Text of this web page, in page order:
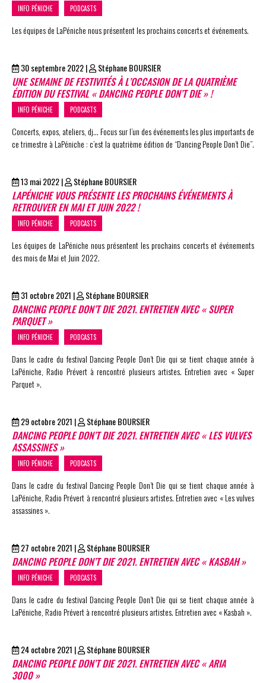
INFO PÉNICHE PODCASTS
Les équipes de LaPéniche nous présentent les prochains concerts et événements.
30 septembre 2022| Stéphane BOURSIER
UNE SEMAINE DE FESTIVITÉS À L’OCCASION DE LA QUATRIÈME
ÉDITION DU FESTIVAL « DANCING PEOPLE DON’T DIE » !
INFO PÉNICHE PODCASTS
Concerts, expos, ateliers, dj… Focus sur l’un des événements les plus importants de
ce trimestre à LaPéniche : c’est la quatrième édition de “Dancing People Don’t Die”.
13 mai 2022| Stéphane BOURSIER
LAPÉNICHE VOUS PRÉSENTE LES PROCHAINS ÉVÉNEMENTS À
RETROUVER EN MAI ET JUIN 2022 !
INFO PÉNICHE PODCASTS
Les équipes de LaPéniche nous présentent les prochains concerts et événements
des mois de Mai et Juin 2022.
31 octobre 2021 | Stéphane BOURSIER
DANCING PEOPLE DON’T DIE 2021. ENTRETIEN AVEC « SUPER
PARQUET »
INFO PÉNICHE PODCASTS
Dans le cadre du festival Dancing People Don’t Die qui se tient chaque année à
LaPéniche, Radio Prévert à rencontré plusieurs artistes. Entretien avec « Super
Parquet ».
29 octobre 2021 | Stéphane BOURSIER
DANCING PEOPLE DON’T DIE 2021. ENTRETIEN AVEC « LES VULVES
ASSASSINES »
INFO PÉNICHE PODCASTS
Dans le cadre du festival Dancing People Don’t Die qui se tient chaque année à
LaPéniche, Radio Prévert à rencontré plusieurs artistes. Entretien avec « Les vulves
assassines ».
27 octobre 2021 | Stéphane BOURSIER
DANCING PEOPLE DON’T DIE 2021. ENTRETIEN AVEC « KASBAH »
INFO PÉNICHE PODCASTS
Dans le cadre du festival Dancing People Don’t Die qui se tient chaque année à
LaPéniche, Radio Prévert à rencontré plusieurs artistes. Entretien avec « Kasbah ».
24 octobre 2021 | Stéphane BOURSIER
DANCING PEOPLE DON’T DIE 2021. ENTRETIEN AVEC « ARIA
3000 »